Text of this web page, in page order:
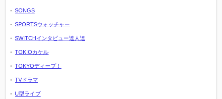
SONGS
SPORTSウォッチャー
SWITCHインタビュー達人達
TOKIOカケル
TOKYOディープ！
TVドラマ
U型ライブ